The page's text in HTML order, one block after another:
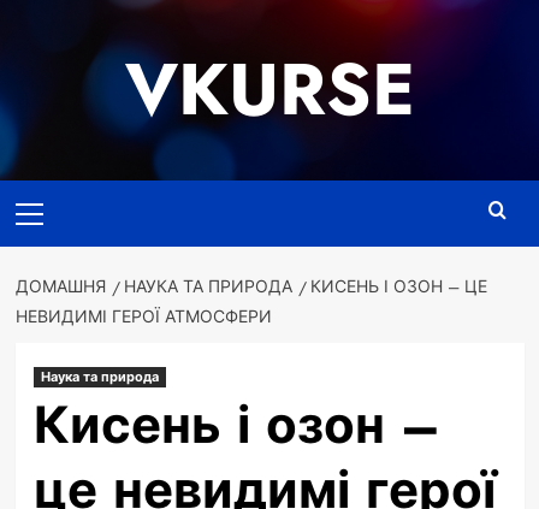
VKURSE
меню
ДОМАШНЯ НАУКА ТА ПРИРОДА
КИСЕНЬ І ОЗОН – ЦЕ
НЕВИДИМІ ГЕРОЇ АТМОСФЕРИ
Наука та природа
Кисень і озон –
це невидимі герої